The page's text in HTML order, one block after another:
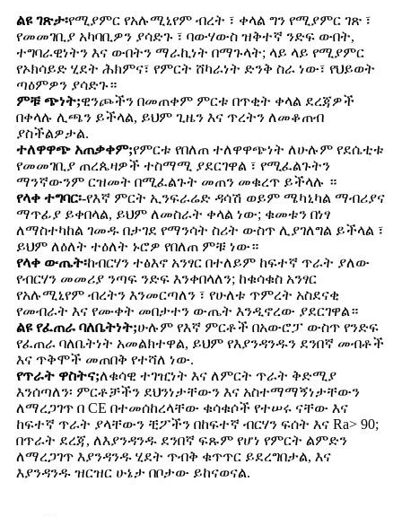
ልዩ ገጽታ፡የሚያምር የአሉሚኒየም ብረት ፣ ቀላል ግን የሚያምር ገጽ ፣
የመመገቢያ አካባቢዎን ያሳድጉ ፣ ባውሃውስ ዝቅተኛ ንድፍ ውበት,
ተግባራዊነትን እና ውበትን ማራኪነት በማጉላት; ላይ ላይ የሚያምር
የኦክሳይድ ሂደት ሕክምና፣ የምርት ሸካራነት ድንቅ ስራ ነው፣ የህይወት
ጣዕምዎን ያሳድጉ።
ምቹ ጭነት;ዊንጮችን በመጠቀም ምርቱ በጥቂት ቀላል ደረጃዎች
በቀላሉ ሊጫን ይችላል, ይህም ጊዜን እና ጥረትን ለመቆጠብ
ያስችልዎታል.
ተለዋዋጭ አጠቃቀም;የምርቱ የበለጠ ተለዋዋጭነት ለሁሉም የደሴቲቱ
የመመገቢያ ጠረጴዛዎች ተስማሚ ያደርገዋል ፣ የሚፈልጉትን
ማንኛውንም ርዝመት በሚፈልጉት መጠን መቁረጥ ይችላሉ ።
የላቀ ተግባር፡-የእኛ ምርት ኢንፍራሬድ ዳሳሽ ወይም ሜካኒካል ማብሪያና
ማጥፊያ ይቀበላል, ይህም ለመስራት ቀላል ነው; ቁመቱን በነፃ
ለማስተካከል ገመዱ በታገደ የማንሳት ስሪት ውስጥ ሊያገለግል ይችላል ፣
ይህም ለዕለት ተዕለት ኑሮዎ የበለጠ ምቹ ነው።
የላቀ ውጤት፡ከብርሃን ተፅእኖ አንፃር በተለይም ከፍተኛ ጥራት ያለው
የብርሃን መመሪያ ንጣፍ ንድፍ እንቀበላለን; ከቁሳቁስ አንፃር
የአሉሚኒየም ብረትን እንመርጣለን ፣ የሁለቱ ጥምረት አስደናቂ
የመብራት እና የሙቀት መበታተን ውጤት እንዲኖረው ያደርገዋል።
ልዩ የፈጠራ ባለቤትነት;ሁሉም የእኛ ምርቶች በአውሮፓ ውስጥ የንድፍ
የፈጠራ ባለቤትነት አመልክተዋል, ይህም የእያንዳንዱን ደንበኛ መብቶች
እና ጥቅሞች መጠበቅ የተሻለ ነው.
የጥራት ዋስትና;ለቁሳዊ ተገዢነት እና ለምርት ጥራት ቅድሚያ
እንሰጣለን፡ ምርቶቻችን ደህንነታቸውን እና አስተማማኝነታቸውን
ለማረጋገጥ በ CE በተመሰከረላቸው ቁሳቁሶች የተሠሩ ናቸው እና
ከፍተኛ ጥራት ያላቸውን ቺፖችን በከፍተኛ ብርሃን ፍሰት እና Ra> 90;
በጥራት ደረጃ, ለእያንዳንዱ ደንበኛ ፍጹም የሆነ የምርት ልምድን
ለማረጋገጥ እያንዳንዱ ሂደት ጥብቅ ቁጥጥር ይደረግበታል, እና
እያንዳንዱ ዝርዝር ሁኔታ በቦታው ይከናወናል.